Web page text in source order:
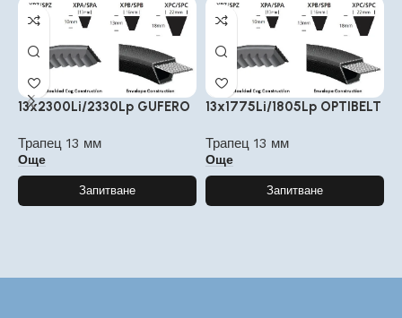
13x2300Li/2330Lp GUFERO
Трапец 13 мм
Още
Запитване
13x1775Li/1805Lp OPTIBELT
Трапец 13 мм
Още
Запитване